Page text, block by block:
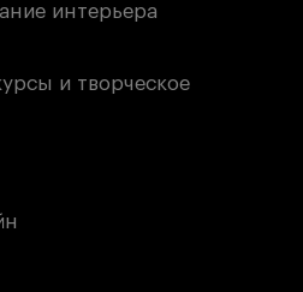
с господдержкой
интерьера
и творческое